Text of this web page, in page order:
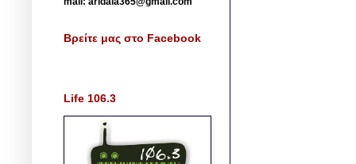
Βρείτε μας στο Facebook
Life 106.3